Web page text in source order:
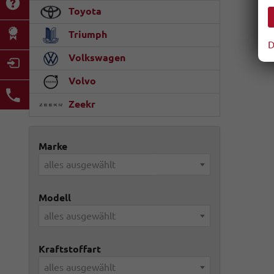
Toyota
Triumph
Volkswagen
Volvo
Zeekr
Marke
alles ausgewählt
Modell
alles ausgewählt
Kraftstoffart
alles ausgewählt